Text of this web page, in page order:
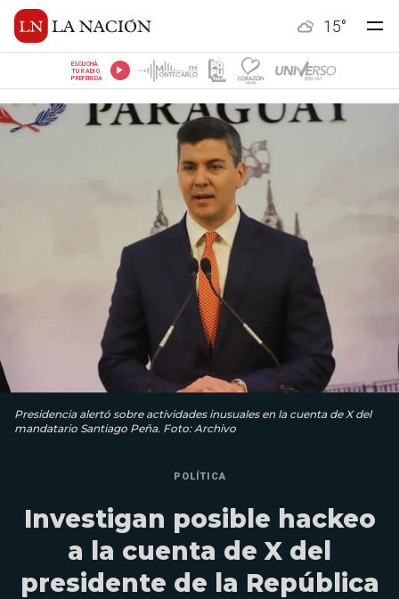
15°
ESCUCHÁ
TU RADIO
PREFERIDA
Presidencia alertó sobre actividades inusuales en la cuenta de X del
mandatario Santiago Peña. Foto: Archivo
POLÍTICA
Investigan posible hackeo
a la cuenta de X del
presidente de la República